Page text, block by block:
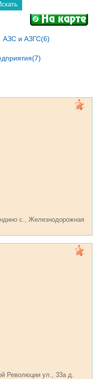
АЗС и АЗГС(6)
с., Железнодорожная
Революции ул., 33а д.